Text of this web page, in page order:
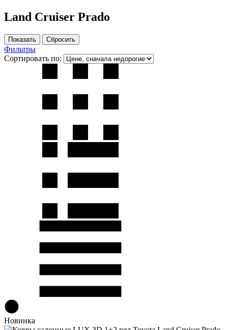
Land Cruiser Prado
Фильтры
Сортировать по:
Новинка